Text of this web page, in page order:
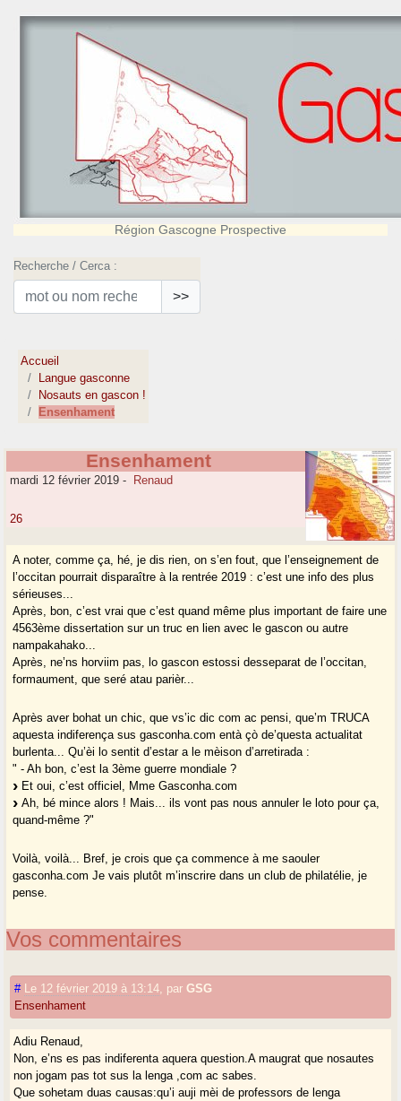
Région Gascogne Prospective
Recherche / Cerca :
>>
Accueil
Langue gasconne
Nosauts en gascon !
Ensenhament
Ensenhament
mardi 12 février 2019 - Renaud
26
A noter, comme ça, hé, je dis rien, on s’en fout, que l’enseignement de
l’occitan pourrait disparaître à la rentrée 2019 : c’est une info des plus
sérieuses...
Après, bon, c’est vrai que c’est quand même plus important de faire une
4563ème dissertation sur un truc en lien avec le gascon ou autre
nampakahako...
Après, ne’ns horviim pas, lo gascon estossi desseparat de l’occitan,
formaument, que seré atau parièr...
Après aver bohat un chic, que vs’ic dic com ac pensi, que’m TRUCA
aquesta indiferença sus gasconha.com entà çò de’questa actualitat
burlenta... Qu’èi lo sentit d’estar a le mèison d’arretirada :
" - Ah bon, c’est la 3ème guerre mondiale ?
Et oui, c’est officiel, Mme Gasconha.com
Ah, bé mince alors ! Mais... ils vont pas nous annuler le loto pour ça,
quand-même ?"
Voilà, voilà... Bref, je crois que ça commence à me saouler
gasconha.com Je vais plutôt m’inscrire dans un club de philatélie, je
pense.
Vos commentaires
# Le 12 février 2019 à 13:14 parGSG
Ensenhament
Adiu Renaud,
Non, e’ns es pas indiferenta aquera question.A maugrat que nosautes
non jogam pas tot sus la lenga ,com ac sabes.
Que sohetam duas causas:qu’i auji mèi de professors de lenga